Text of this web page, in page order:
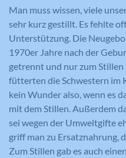
Man muss wissen, viele
sehr kurz gestillt. Es fehlte
Unterstützung. Die
1970er Jahre nach der
getrennt und nur zum
fütterten die Schwestern im
kein Wunder also, wenn es
mit dem Stillen. Außerdem
sei wegen der Umweltgifte
griff man zu Ersatznahrung,
Zum Stillen gab es auch